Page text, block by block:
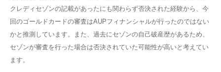
クレディセゾンの記載があったにも関わらず否決された経験から、今
回のゴールドカードの審査はAUPフィナンシャルが行ったのではない
かと推測しています。また、過去にセゾンの自己破産歴があるため、
セゾンが審査を行った場合は否決されていた可能性が高いと考えてい
ます。